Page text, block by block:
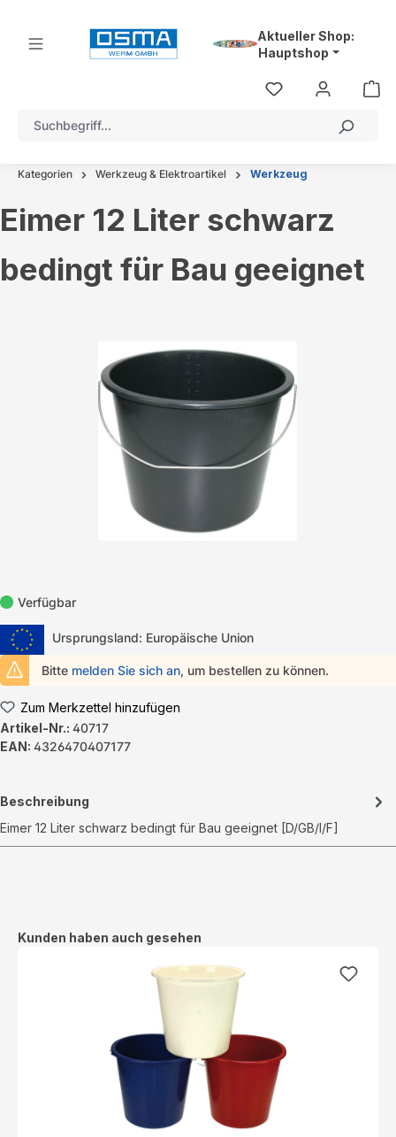
Aktueller Shop:
Hauptshop
Kategorien Werkzeug & Elektroartikel Werkzeug
Eimer 12 Liter schwarz
bedingt für Bau geeignet
Bildergalerie überspringen
Verfügbar
Ursprungsland: Europäische Union
Bitte melden Sie sich an, um bestellen zu können.
Zum Merkzettel hinzufügen
Artikel-Nr.: 40717
EAN: 4326470407177
Beschreibung
Eimer 12 Liter schwarz bedingt für Bau geeignet [D/GB/I/F]
Produktgalerie überspringen
Kunden haben auch gesehen